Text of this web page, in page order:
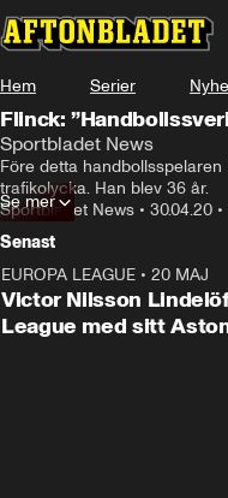
Hem Serier
Flinck:
Sportbladet News
Före detta
trafikolycka. Han blev 36 år.
Sportbladet News • 30.04.20 •
Se mer
Senast
EUROPA LEAGUE • 20 MAJ
Victor Nilsson
League med sitt